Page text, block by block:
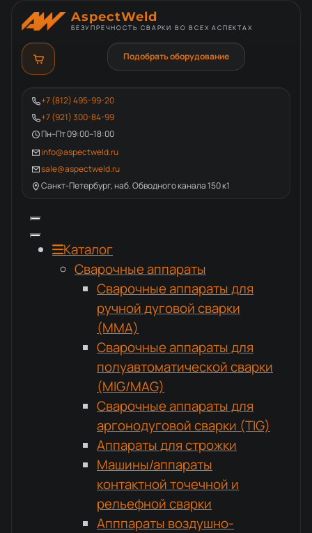
AspectWeld
БЕЗУПРЕЧНОСТЬ СВАРКИ ВО ВСЕХ АСПЕКТАХ
+7 (812) 495-99-20
+7 (921) 300-84-99
Пн–Пт 09:00–18:00
info@aspectweld.ru
sale@aspectweld.ru
Санкт-Петербург, наб. Обводного канала 150 к1
Подобрать оборудование
Каталог
Сварочные аппараты
Сварочные аппараты для
ручной дуговой сварки
(MMA)
Сварочные аппараты для
полуавтоматической сварки
(MIG/MAG)
Сварочные аппараты для
аргонодуговой сварки (TIG)
Аппараты для строжки
Машины/аппараты
контактной точечной и
рельефной сварки
Апппараты воздушно-